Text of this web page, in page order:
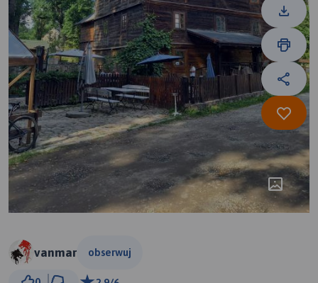
vanmar obserwuj